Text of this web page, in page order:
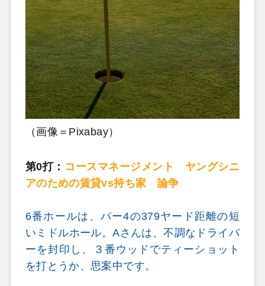
（画像＝Pixabay）
第0打： コースマネージメント ヤングシニ
アのための賃貸vs持ち家 論争
6番ホールは、パー4の379ヤード距離の短
いミドルホール。Aさんは、不調なドライバ
ーを封印し、３番ウッドでティーショット
を打とうか、思案中です。